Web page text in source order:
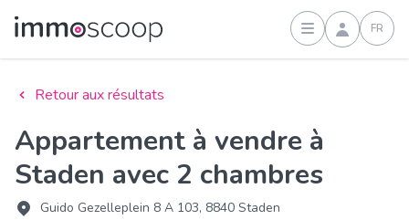
Connexion
FR
Retour aux résultats
Appartement à vendre à
Staden avec 2 chambres
Guido Gezelleplein 8 A 103, 8840 Staden